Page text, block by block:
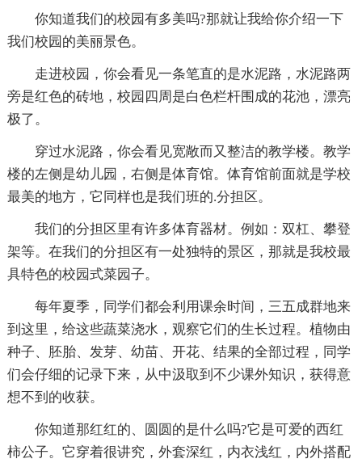
你知道我们的校园有多美吗?那就让我给你介绍一下
我们校园的美丽景色。
走进校园，你会看见一条笔直的是水泥路，水泥路两
旁是红色的砖地，校园四周是白色栏杆围成的花池，漂亮
极了。
穿过水泥路，你会看见宽敞而又整洁的教学楼。教学
楼的左侧是幼儿园，右侧是体育馆。体育馆前面就是学校
最美的地方，它同样也是我们班的.分担区。
我们的分担区里有许多体育器材。例如：双杠、攀登
架等。在我们的分担区有一处独特的景区，那就是我校最
具特色的校园式菜园子。
每年夏季，同学们都会利用课余时间，三五成群地来
到这里，给这些蔬菜浇水，观察它们的生长过程。植物由
种子、胚胎、发芽、幼苗、开花、结果的全部过程，同学
们会仔细的记录下来，从中汲取到不少课外知识，获得意
想不到的收获。
你知道那红红的、圆圆的是什么吗?它是可爱的西红
柿公子。它穿着很讲究，外套深红，内衣浅红，内外搭配